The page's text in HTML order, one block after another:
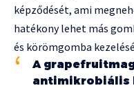
képződését, ami
hatékony lehet más
és körömgomba
A
antimikrobiális